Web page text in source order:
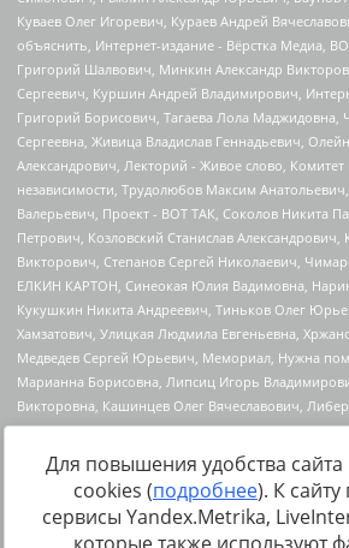
https://minjust.gov.ru/
inostrannyih-agentov-22-03-2024.pdf
Для повышения удобства
cookies (подробнее). К
сервисы Yandex.Metrika,